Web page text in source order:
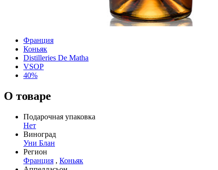
Франция
Коньяк
Distilleries De Matha
VSOP
40%
О товаре
Подарочная упаковка
Нет
Виноград
Уни Блан
Регион
Франция , Коньяк